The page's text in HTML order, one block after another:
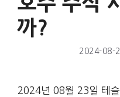
까?
2024-08-
2024년 08월 23일 테